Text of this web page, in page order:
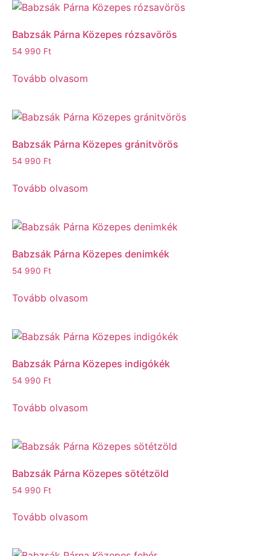
Babzsák Párna Közepes rózsavörös
54 990 Ft
Tovább olvasom
Babzsák Párna Közepes gránitvörös
54 990 Ft
Tovább olvasom
Babzsák Párna Közepes denimkék
54 990 Ft
Tovább olvasom
Babzsák Párna Közepes indigókék
54 990 Ft
Tovább olvasom
Babzsák Párna Közepes sötétzöld
54 990 Ft
Tovább olvasom